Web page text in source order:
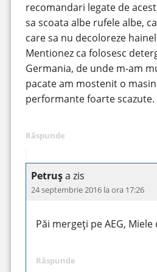
recomandari legate de
sa scoata albe rufele albe,
care sa nu decoloreze
Mentionez ca folosesc
Germania, de unde m-am
pacate am mostenit o
performante foarte scazute.
Răspunde
Petrușa zis
24 septembrie 2016 la ora 17:26
Păi mergeți pe AEG,
Răspunde